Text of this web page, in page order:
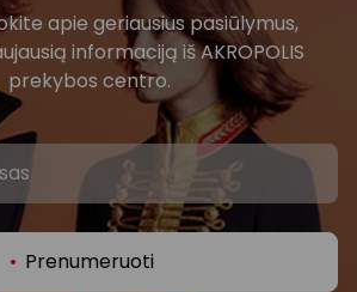
apie geriausius pasiūlymus,
informaciją iš AKROPOLIS
prekybos centro.
Prenumeruoti